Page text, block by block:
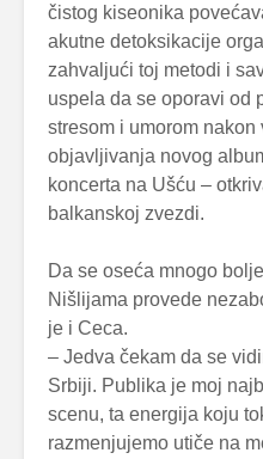
čistog kiseonika
akutne detoksikacije
zahvaljući toj metodi i
uspela da se oporavi od
stresom i umorom
objavljivanja novog
koncerta na Ušću –
balkanskoj zvezdi.
Da se oseća mnogo
Nišlijama provede
je i Ceca.
– Jedva čekam da se
Srbiji. Publika je moj
scenu, ta energija koju
razmenjujemo utiče na